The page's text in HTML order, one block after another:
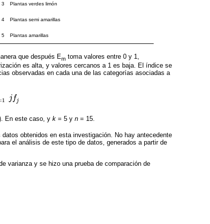
3 Plantas verdes limón
4 Plantas semi amarillas
5 Plantas amarillas
que después Em toma valores entre 0 y 1,
es alta, y valores cercanos a 1 es baja. El índice se
observadas en cada una de las categorías asociadas a
1 jfj
j= 1k jf
En este caso, yk = 5 yn = 15.
obtenidos en esta investigación. No hay antecedente
el análisis de este tipo de datos, generados a partir de
varianza y se hizo una prueba de comparación de